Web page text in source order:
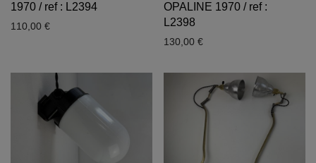
1970 / ref : L2394
110,00 €
OPALINE 1970 / ref :
L2398
130,00 €